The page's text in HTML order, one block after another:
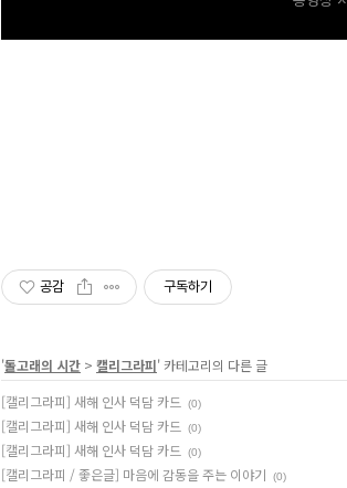
공감 구독하기
'돌고래의 시간 > 캘리그라피' 카테고리의 다른 글
[캘리그라피] 새해 인사 덕담 카드
(0)
[캘리그라피] 새해 인사 덕담 카드 (0)
[캘리그라피] 새해 인사 덕담 카드 (0)
[캘리그라피 / 좋은글] 마음에 감동을 주는 이야기 (0)